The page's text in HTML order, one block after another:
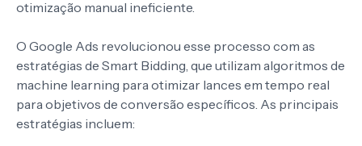
otimização manual ineficiente.
O Google Ads revolucionou esse processo com as
estratégias de Smart Bidding, que utilizam algoritmos de
machine learning para otimizar lances em tempo real
para objetivos de conversão específicos. As principais
estratégias incluem: